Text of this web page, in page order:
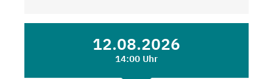
12.08.2026
14:00 Uhr